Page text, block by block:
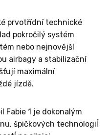
prvotřídní technické
pokročilý systém
nebo nejnovější
airbagy a stabilizační
maximální
jízdě.
Fabie 1 je dokonalým
špičkových technologiÍ